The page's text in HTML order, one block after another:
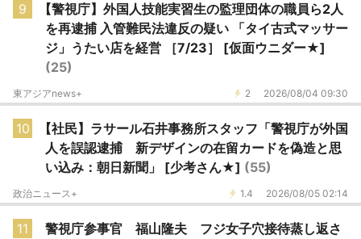
9
【警視庁】外国人技能実習生の監理団体の職員ら2人
を再逮捕 入管難民法違反の疑い 「タイ古式マッサー
ジ」うたい店を経営 ［7/23］ [仮面ウニダー★]
(25)
2 2026/08/04 09:30
東アジアnews+
10
【社民】ラサール石井事務所スタッフ「警視庁が外国
人を誤認逮捕 新デザインの在留カードを偽造と思
い込み：朝日新聞」 [少考さん★] (55)
1.4 2026/08/05 02:14
政治ニュース+
11
警視庁参事官 福山隆夫 フジ女子穴接待蒸し返さ